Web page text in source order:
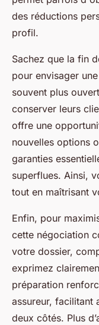
des réductions
profil.
Sachez que la fin
pour envisager
souvent plus
conserver leurs
offre une
nouvelles options
garanties
superflues. Ainsi,
tout en maîtrisant
Enfin, pour
cette négociation
votre dossier,
exprimez
préparation
assureur, facilitant
deux côtés. Plus